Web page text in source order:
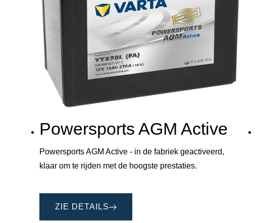
Powersports AGM Active
Powersports AGM Active - in de fabriek geactiveerd,
klaar om te rijden met de hoogste prestaties.
ZIE DETAILS